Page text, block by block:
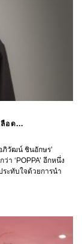
อด...
ภิวัฒน์ ชินอักษร’
า ‘POPPA’ อีกหนึ่ง
ระทับใจด้วยการนำ